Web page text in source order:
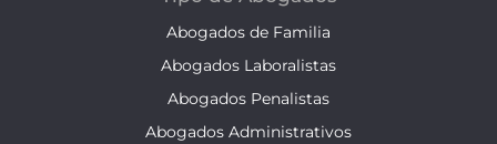
Abogados de Familia
Abogados Laboralistas
Abogados Penalistas
Abogados Administrativos